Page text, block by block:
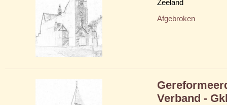
Zeeland
Afgebroken
Verband -